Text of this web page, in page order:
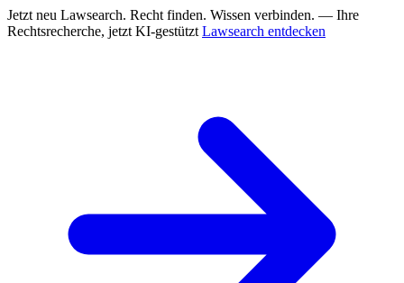
Jetzt neu Lawsearch. Recht finden. Wissen verbinden. — Ihre
Rechtsrecherche, jetzt KI-gestützt Lawsearch entdecken